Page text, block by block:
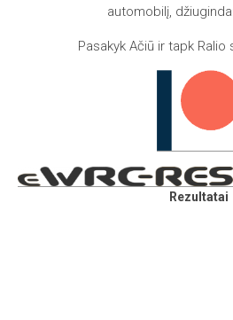
automobilį,
Pasakyk Ačiū ir tapk Ralio
Rezultatai